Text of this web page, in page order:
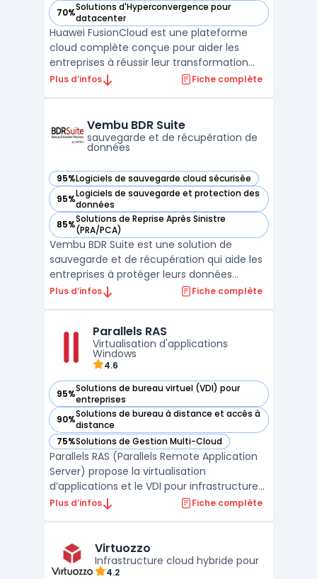
70%Solutions d'Hyperconvergence pour
datacenter
— voir Huawei FusionCloud dans cette catégorie
Huawei FusionCloud est une plateforme
cloud complète conçue pour aider les
entreprises à réussir leur transformation
digitale. Elle intègre une suite de services
disponibilité élevée et une sécurité
renforcée des données critiqu ...
Plus d’infos Fiche complète
Vembu BDR Suite
sauvegarde et de récupération de
données
95%Logiciels de sauvegarde cloud sécurisée
— voir Vembu BDR Suite dans cette catégorie
95%Logiciels de sauvegarde et protection des
données
— voir Vembu BDR Suite dans cette catégorie
85%Solutions de Reprise Après Sinistre
(PRA/PCA)
— voir Vembu BDR Suite dans cette catégorie
Vembu BDR Suite est une solution de
sauvegarde et de récupération qui aide les
entreprises à protéger leurs données
critiques. La suite inclut des fonctionnalités
restauration granulaire, la migration de
données et la répli ...
Plus d’infos Fiche complète
Parallels RAS
Virtualisation d'applications
Windows
4.6
95%Solutions de bureau virtuel (VDI) pour
entreprises
— voir Parallels RAS dans cette catégorie
90%Solutions de bureau à distance et accès à
distance
— voir Parallels RAS dans cette catégorie
75%Solutions de Gestion Multi-Cloud
— voir Parallels RAS dans cette catégorie
Parallels RAS (Parallels Remote Application
Server) propose la virtualisation
d’applications et le VDI pour infrastructures
RDS Windows Server et environnements
Windows, le bureau à distance et la gestion
des accès s ...
Plus d’infos Fiche complète
Virtuozzo
Infrastructure cloud hybride pour
4.2